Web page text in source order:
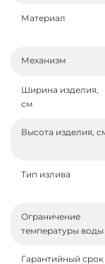
Материал
Механизм
Ширина изделия,
см
Высота изделия,
Тип излива
Ограничение
температуры воды
Гарантийный срок